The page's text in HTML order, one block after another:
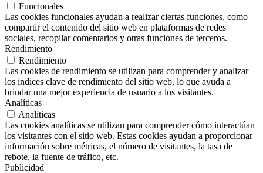
Funcionales
Las cookies funcionales ayudan a realizar ciertas funciones, como
compartir el contenido del sitio web en plataformas de redes
sociales, recopilar comentarios y otras funciones de terceros.
Rendimiento
Rendimiento
Las cookies de rendimiento se utilizan para comprender y analizar
los índices clave de rendimiento del sitio web, lo que ayuda a
brindar una mejor experiencia de usuario a los visitantes.
Analíticas
Analíticas
Las cookies analíticas se utilizan para comprender cómo interactúan
los visitantes con el sitio web. Estas cookies ayudan a proporcionar
información sobre métricas, el número de visitantes, la tasa de
rebote, la fuente de tráfico, etc.
Publicidad